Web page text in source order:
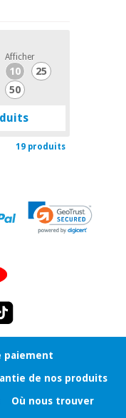
Afficher
10
25
50
19 produits
paiement
de nos produits
Où nous trouver